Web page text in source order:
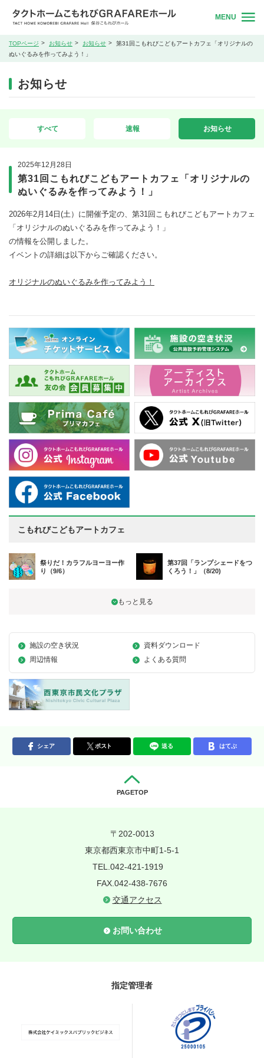
MENU
TOPページ お知らせ お知らせ
第31回こもれびこどもアートカフェ「オリジナルの
ぬいぐるみを作ってみよう！」
お知らせ
すべて 速報 お知らせ
2025年12月28日
第31回こもれびこどもアートカフェ「オリジナルの
ぬいぐるみを作ってみよう！」
2026年2月14日(土）に開催予定の、第31回こもれびこどもアートカフェ
「オリジナルのぬいぐるみを作ってみよう！」
の情報を公開しました。
イベントの詳細は以下からご確認ください。
オリジナルのぬいぐるみを作ってみよう！
こもれびこどもアートカフェ
祭りだ！カラフルヨーヨー作
り（9/6）
第37回「ランプシェードをつ
くろう！」（8/20)
施設の空き状況
資料ダウンロード
周辺情報
よくある質問
シェア ポスト 送る はてぶ
PAGETOP
〒202-0013
東京都西東京市中町1-5-1
TEL.042-421-1919
FAX.042-438-7676
交通アクセス
お問い合わせ
指定管理者